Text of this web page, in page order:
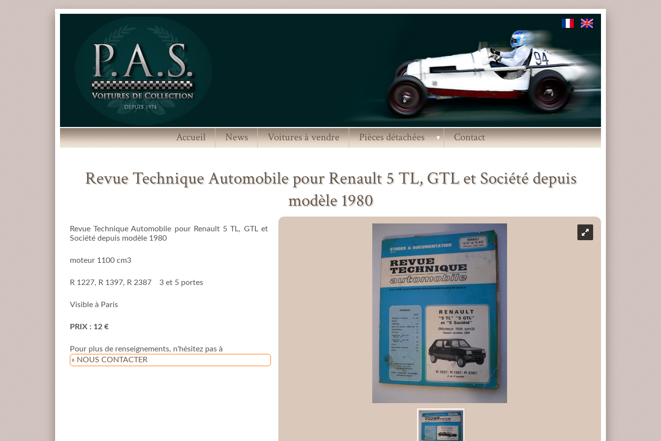
Accueil News Voitures à vendre Pièces détachées ▼ Contact
Revue Technique Automobile pour Renault 5 TL, GTL et Société depuis
modèle 1980
Revue Technique Automobile pour Renault 5 TL, GTL et
Société depuis modèle 1980
moteur 1100 cm3
R 1227, R 1397, R 2387 3 et 5 portes
Visible à Paris
PRIX : 12 €
Pour plus de renseignements, n'hésitez pas à
» NOUS CONTACTER